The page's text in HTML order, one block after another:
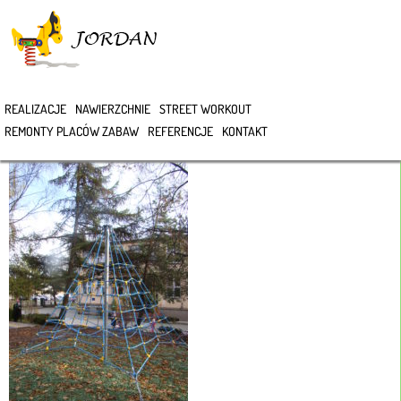
REALIZACJE NAWIERZCHNIE STREET WORKOUT
REMONTY PLACÓW ZABAW
REFERENCJE KONTAKT
DSC07979